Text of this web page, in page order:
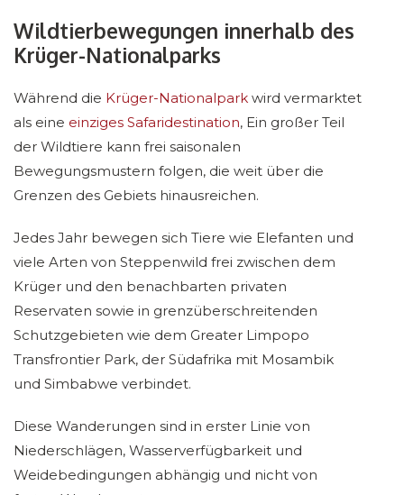
Wildtierbewegungen innerhalb des
Krüger-Nationalparks
Während die Krüger-Nationalpark wird vermarktet
als eine einziges Safaridestination, Ein großer Teil
der Wildtiere kann frei saisonalen
Bewegungsmustern folgen, die weit über die
Grenzen des Gebiets hinausreichen.
Jedes Jahr bewegen sich Tiere wie Elefanten und
viele Arten von Steppenwild frei zwischen dem
Krüger und den benachbarten privaten
Reservaten sowie in grenzüberschreitenden
Schutzgebieten wie dem Greater Limpopo
Transfrontier Park, der Südafrika mit Mosambik
und Simbabwe verbindet.
Diese Wanderungen sind in erster Linie von
Niederschlägen, Wasserverfügbarkeit und
Weidebedingungen abhängig und nicht von